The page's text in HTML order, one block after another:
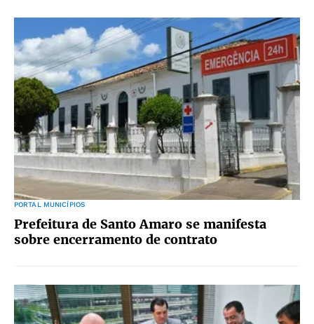
PORTAL MUNICÍPIOS
Prefeitura de Santo Amaro se manifesta
sobre encerramento de contrato